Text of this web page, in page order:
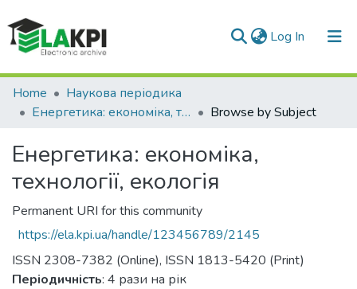
Log In (current)
Communities & Collections
All of DSpace
Home
Наукова періодика
Енергетика: економіка, технології, екологія
Browse by Subject
Енергетика: економіка,
технології, екологія
Permanent URI for this community
https://ela.kpi.ua/handle/123456789/2145
ISSN 2308-7382 (Online), ISSN 1813-5420 (Print)
Періодичність: 4 рази на рік